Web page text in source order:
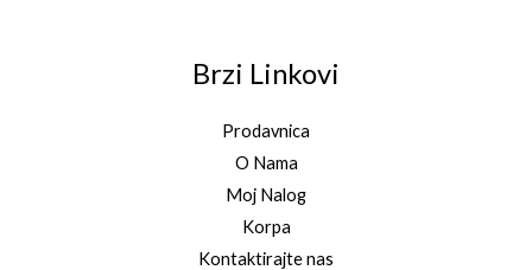
Brzi Linkovi
Prodavnica
O Nama
Moj Nalog
Korpa
Kontaktirajte nas